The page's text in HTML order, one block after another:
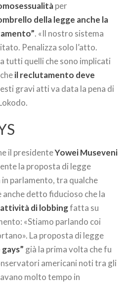
per
della legge anche la
. «Il nostro sistema
Penalizza solo l’atto.
tutti quelli che sono implicati
il reclutamento deve
gravi atti va data la pena di
il presidenteYowei Museveni
la proposta di legge
parlamento, tra qualche
anche detto fiducioso che la
attività di lobbingfatta su
«Stiamo parlando coi
La proposta di legge
già la prima volta che fu
americani noti tra gli
molto tempo in